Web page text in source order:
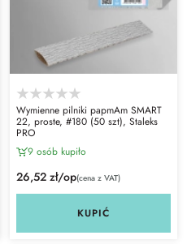
Wymienne pilniki papmAm SMART
22, proste, #180 (50 szt), Staleks
PRO
9 osób kupiło
26,52 zł/op(cena z VAT)
KUPIĆ